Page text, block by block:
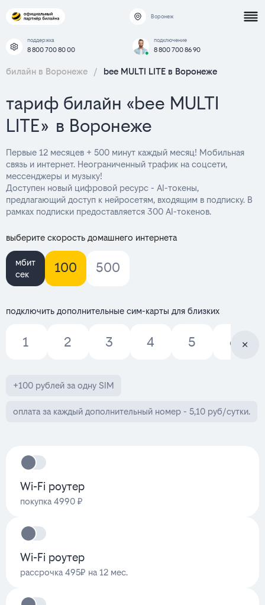
Воронеж
поддержка
8 800 700 80 00
подключение
8 800 700 86 90
билайн в Воронеже / bee MULTI LITE в Воронеже
тариф билайн «bee MULTI
LITE» в Воронеже
Первые 12 месяцев + 500 минут каждый месяц! Мобильная
связь и интернет. Неограниченный трафик на соцсети,
мессенджеры и музыку!
Доступен новый цифровой ресурс - AI-токены,
предлагающий доступ к нейросетям, входящим в подписку. В
рамках подписки предоставляется 300 AI-токенов.
выберите скорость домашнего интернета
мбит
сек
100 500
подключить дополнительные сим-карты для близких
1 2 3 4 5 6
+100 рублей за одну SIM
оплата за каждый дополнительный номер - 5,10 руб/сутки.
Wi-Fi роутер
покупка 4990 ₽
Wi-Fi роутер
рассрочка 495₽ на 12 мес.